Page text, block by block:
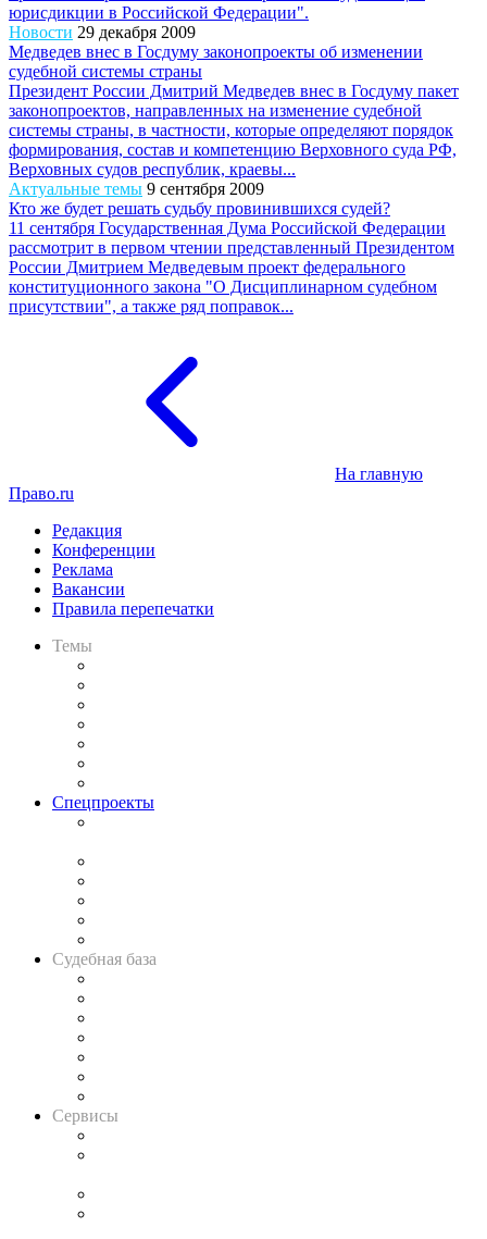
юрисдикции в Российской Федерации".
Новости 29 декабря 2009
Медведев внес в Госдуму законопроекты об изменении
судебной системы страны
Президент России Дмитрий Медведев внес в Госдуму пакет
законопроектов, направленных на изменение судебной
системы страны, в частности, которые определяют порядок
формирования, состав и компетенцию Верховного суда РФ,
Верховных судов республик, краевы...
Актуальные темы 9 сентября 2009
Кто же будет решать судьбу провинившихся судей?
11 сентября Государственная Дума Российской Федерации
рассмотрит в первом чтении представленный Президентом
России Дмитрием Медведевым проект федерального
конституционного закона "О Дисциплинарном судебном
присутствии", а также ряд поправок...
На главную
Право.ru
Редакция
Конференции
Реклама
Вакансии
Правила перепечатки
Темы
Спецпроекты
Судебная база
Сервисы